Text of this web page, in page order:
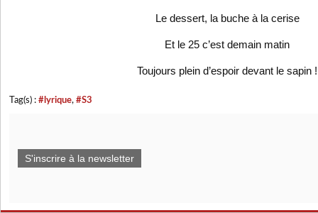
Le dessert, la buche à la cerise
Et le 25 c’est demain matin
Toujours plein d’espoir devant le sapin !
Tag(s) : #lyrique, #S3
S'inscrire à la newsletter